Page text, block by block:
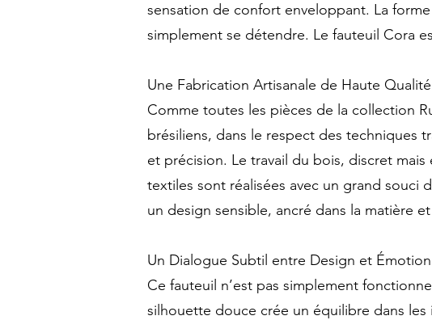
sensation de confort enveloppant. La
simplement se détendre. Le fauteuil Cora
Une Fabrication Artisanale de Haute Qualité
Comme toutes les pièces de la collection
brésiliens, dans le respect des techniques
et précision. Le travail du bois, discret
textiles sont réalisées avec un grand souci
un design sensible, ancré dans la matière
Un Dialogue Subtil entre Design et Émotion
Ce fauteuil n’est pas simplement
silhouette douce crée un équilibre dans les